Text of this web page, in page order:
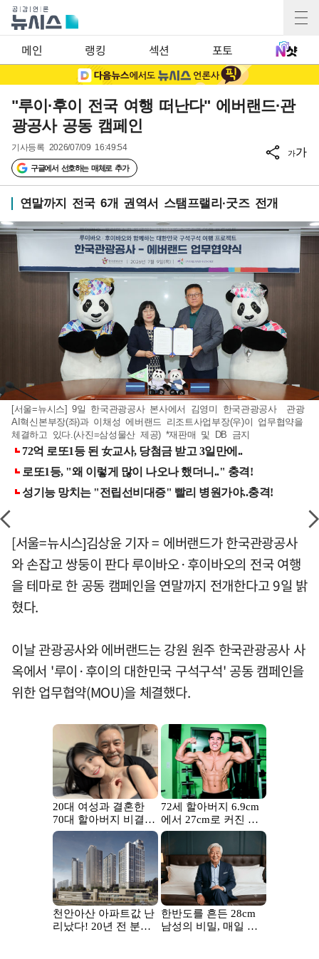
메인 랭킹 섹션 포토
"루이·후이 전국 여행 떠난다" 에버랜드·관
광공사 공동 캠페인
기사등록 2026/07/09 16:49:54
구글에서 선호하는 매체로 추가
가가
연말까지 전국 6개 권역서 스탬프랠리·굿즈 전개
[서울=뉴시스] 9일 한국관광공사 본사에서 김영미 한국관광공사 관광
AI혁신본부장(좌)과 이채성 에버랜드 리조트사업부장(우)이 업무협약을
체결하고 있다.(사진=삼성물산 제공) *재판매 및 DB 금지
[서울=뉴시스]김상윤 기자 = 에버랜드가 한국관광공사
와 손잡고 쌍둥이 판다 루이바오·후이바오의 전국 여행
을 테마로 한 공동 캠페인을 연말까지 전개한다고 9일 밝
혔다.
이날 관광공사와 에버랜드는 강원 원주 한국관광공사 사
옥에서 '루이·후이의 대한민국 구석구석' 공동 캠페인을
위한 업무협약(MOU)을 체결했다.